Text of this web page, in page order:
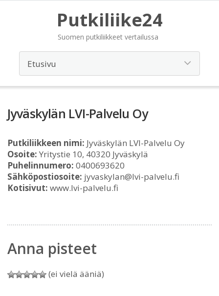
Putkiliike24
Suomen putkiliikkeet vertailussa
Jyväskylän LVI-Palvelu Oy
Putkiliikkeen nimi: Jyväskylän LVI-Palvelu Oy
Osoite: Yritystie 10, 40320 Jyväskylä
Puhelinnumero: 0400693620
Sähköpostiosoite: jyvaskylan@lvi-palvelu.fi
Kotisivut: www.lvi-palvelu.fi
Anna pisteet
(ei vielä ääniä)